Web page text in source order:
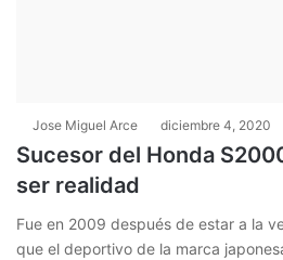
Jose Miguel Arce diciembre 4, 2020
Sucesor del Honda
ser realidad
Fue en 2009 después de estar a la
que el deportivo de la marca